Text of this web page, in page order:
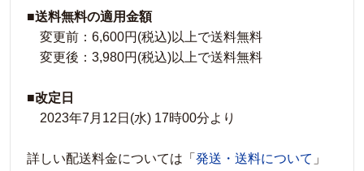
■送料無料の適用金額
変更前：6,600円(税込)以上で送料無料
変更後：3,980円(税込)以上で送料無料
■改定日
2023年7月12日(水) 17時00分より
詳しい配送料金については「 発送・送料について 」